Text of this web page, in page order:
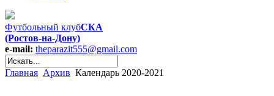
Футбольный клубСКА
(Ростов-на-Дону)
e-mail: theparazit555@gmail.com
Главная Архив Календарь 2020-2021